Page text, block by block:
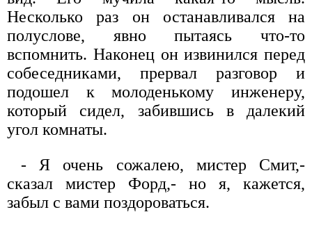
Несколько раз он останавливался на
полуслове, явно пытаясь что-то
вспомнить. Наконец он извинился перед
собеседниками, прервал разговор и
подошел к молоденькому инженеру,
который сидел, забившись в далекий
угол комнаты.
- Я очень сожалею, мистер Смит,-
сказал мистер Форд,- но я, кажется,
забыл с вами поздороваться.